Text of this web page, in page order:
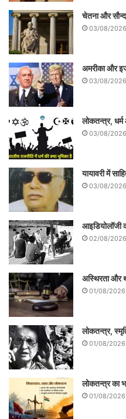
चुनाव में जनसुराज का
नतीजे आने के 3 दिन बाद
कॉन्फ्रेंस कर हार की
माफी मांगते हुए एक दिन
बात कही थी। जिसके
भितिहरवा स्थित गांधी
व्रत किया और आज
चेतना और
03/08/2026
अमरीका और
03/08/2026
लोकतन्त्र,
03/08/2026
यायावरी में
03/08/2026
आइडियोलॉजी
02/08/2026
अस्थिरता और
01/08/2026
लोकतन्त्र,
01/08/2026
लोकतन्त्र का
01/08/2026